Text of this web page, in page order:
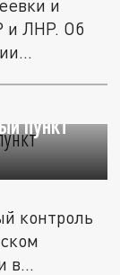
и
и ЛНР. Об
пункт
контроль
в...